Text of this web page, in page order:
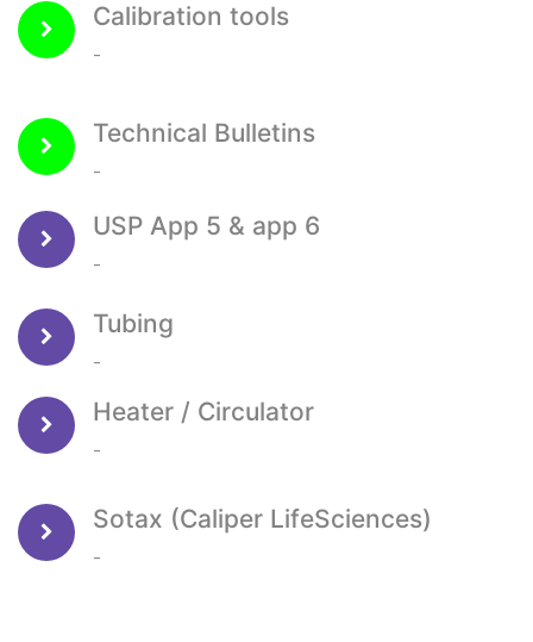
Calibration tools
-
Technical Bulletins
-
USP App 5 & app 6
-
Tubing
-
Heater / Circulator
-
Sotax (Caliper LifeSciences)
-